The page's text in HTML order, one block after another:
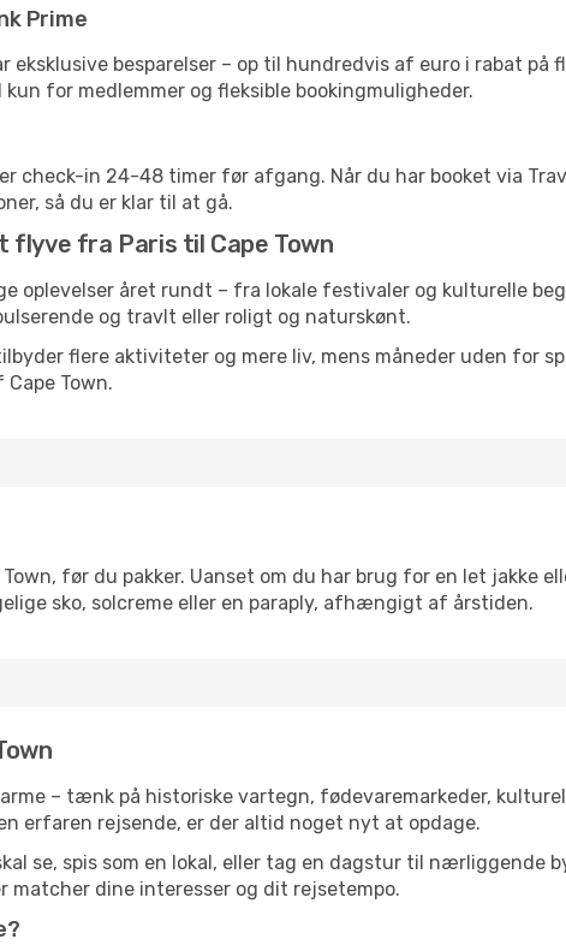
Prime
eksklusive besparelser – op til hundredvis af euro i rabat på
for medlemmer og fleksible bookingmuligheder.
check-in 24-48 timer før afgang. Når du har booket via
så du er klar til at gå.
fra Paris til Cape Town
oplevelser året rundt – fra lokale festivaler og kulturelle
og travlt eller roligt og naturskønt.
flere aktiviteter og mere liv, mens måneder uden for
Town.
før du pakker. Uanset om du har brug for en let jakke
sko, solcreme eller en paraply, afhængigt af årstiden.
– tænk på historiske vartegn, fødevaremarkeder,
erfaren rejsende, er der altid noget nyt at opdage.
se, spis som en lokal, eller tag en dagstur til nærliggende
matcher dine interesser og dit rejsetempo.